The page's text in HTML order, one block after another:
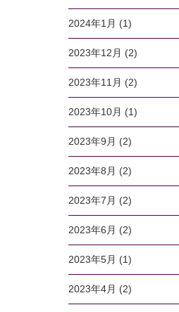
2024年1月 (1)
2023年12月 (2)
2023年11月 (2)
2023年10月 (1)
2023年9月 (2)
2023年8月 (2)
2023年7月 (2)
2023年6月 (2)
2023年5月 (1)
2023年4月 (2)